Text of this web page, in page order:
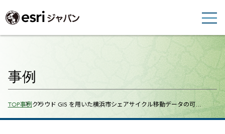
事例
Breadcrumbs
TOP事例クラウド GIS を用いた横浜市シェアサイクル移動データの可…